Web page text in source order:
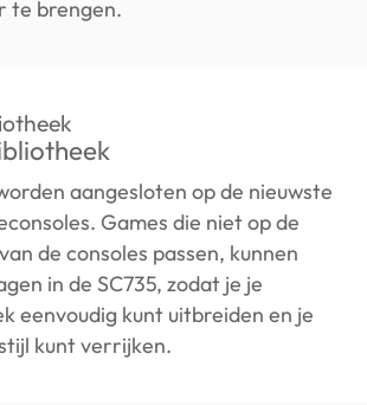
te brengen.
aangesloten op de nieuwste
Games die niet op de
de consoles passen, kunnen
in de SC735, zodat je je
eenvoudig kunt uitbreiden en je
kunt verrijken.